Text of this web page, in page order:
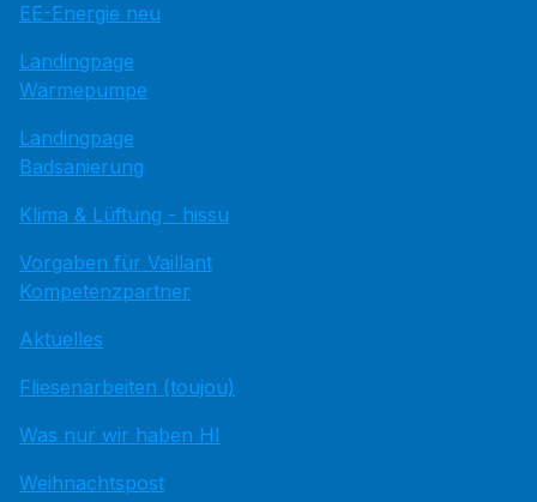
EE-Energie neu
Landingpage
Wärmepumpe
Landingpage
Badsanierung
Klima & Lüftung - hissu
Vorgaben für Vaillant
Kompetenzpartner
Aktuelles
Fliesenarbeiten (toujou)
Was nur wir haben HI
Weihnachtspost